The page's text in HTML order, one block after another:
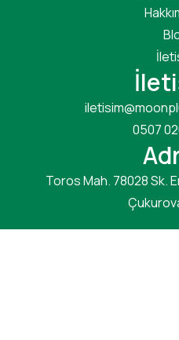
0507
Toros Mah. 78028 Sk.